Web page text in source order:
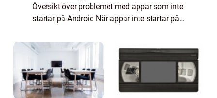
Översikt över problemet med appar som inte
startar på Android När appar inte startar på
frustrerande upplevelse för användare. Det
k...